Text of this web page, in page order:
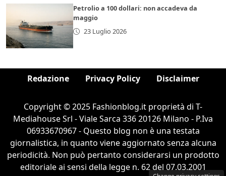
Petrolio a 100 dollari: non accadeva da
maggio
23 Luglio 2026
Redazione Privacy Policy Disclaimer
Copyright © 2025 Fashionblog.it proprietà di T-
Mediahouse Srl - Viale Sarca 336 20126 Milano - P.Iva
06933670967 - Questo blog non è una testata
giornalistica, in quanto viene aggiornato senza alcuna
periodicità. Non può pertanto considerarsi un prodotto
editoriale ai sensi della legge n. 62 del 07.03.2001